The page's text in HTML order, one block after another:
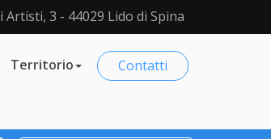
Artisti, 3 - 44029 Lido di Spina
Territorio Contatti